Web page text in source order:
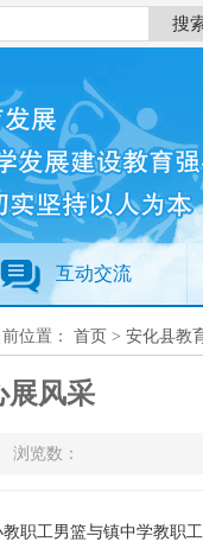
搜
互动交流
位置： 首页 > 安化县教
展风采
览数：
工男篮与镇中学教职工